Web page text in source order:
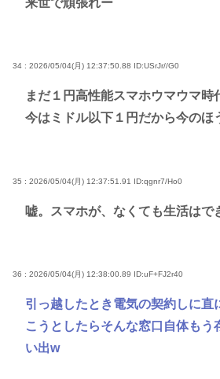
34 : 2026/05/04(月) 12:37:50.88 ID:USrJr//G0
まだ１円高性能スマホウマウマ時
今はミドル以下１円だから今のほ
35 : 2026/05/04(月) 12:37:51.91 ID:qgnr7/Ho0
嘘。スマホが、なくても生活はで
36 : 2026/05/04(月) 12:38:00.89 ID:uF+FJ2r40
引っ越したとき電気の契約しに直
こうとしたらそんな窓口自体もう
い出w